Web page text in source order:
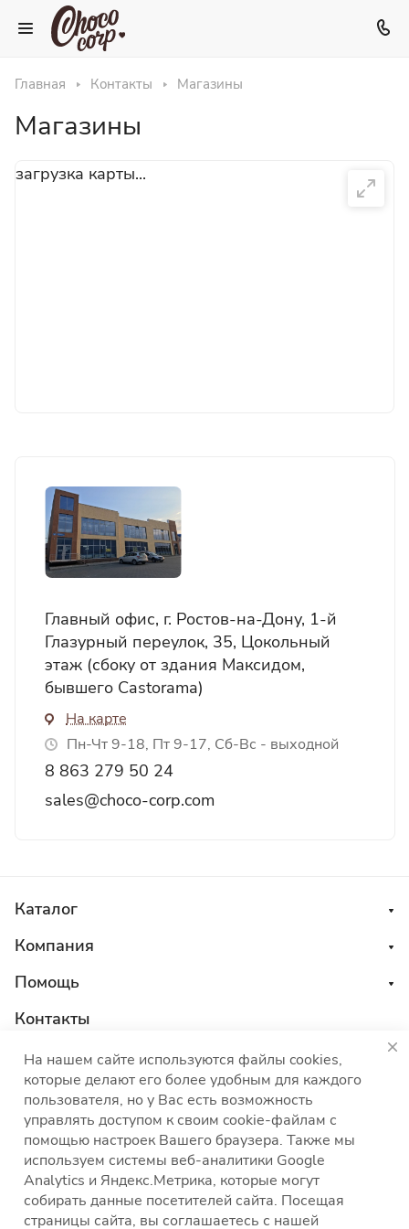
Главная Контакты Магазины
Магазины
загрузка карты...
Главный офис, г. Ростов-на-Дону, 1-й
Глазурный переулок, 35, Цокольный
этаж (сбоку от здания Максидом,
бывшего Castorama)
На карте
Пн-Чт 9-18, Пт 9-17, Сб-Вс - выходной
8 863 279 50 24
sales@choco-corp.com
Каталог
Компания
Помощь
Контакты
8 800 555 45 04
sales@choco-corp.com
Политика конфиденциальности
Политика
На нашем сайте используются файлы cookies,
которые делают его более удобным для каждого
пользователя, но у Вас есть возможность
управлять доступом к своим cookie-файлам с
помощью настроек Вашего браузера. Также мы
используем системы веб-аналитики Google
Analytics и Яндекс.Метрика, которые могут
собирать данные посетителей сайта. Посещая
страницы сайта, вы соглашаетесь с нашей